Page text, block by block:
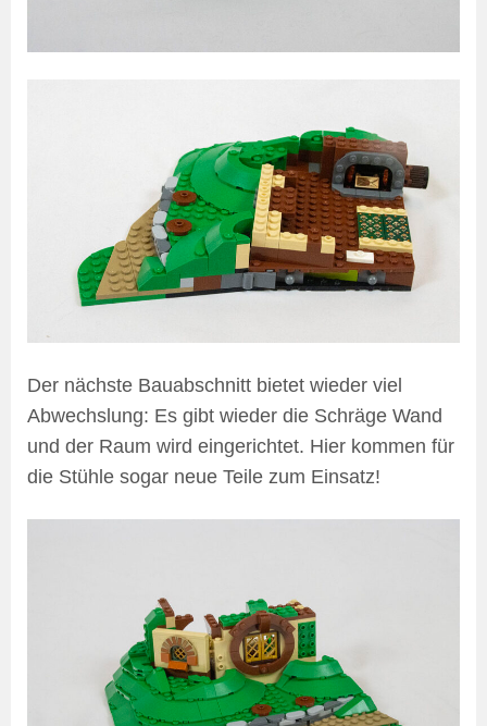
Der nächste Bauabschnitt bietet wieder viel
Abwechslung: Es gibt wieder die Schräge Wand
und der Raum wird eingerichtet. Hier kommen für
die Stühle sogar neue Teile zum Einsatz!